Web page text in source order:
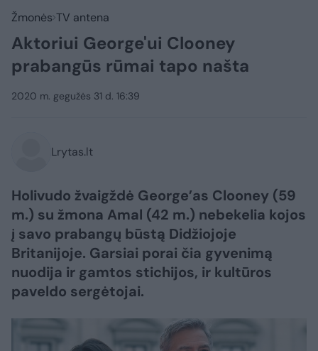
Žmonės TV antena
Aktoriui George'ui Clooney
prabangūs rūmai tapo našta
2020 m. gegužės 31 d. 16:39
Lrytas.lt
Holivudo žvaigždė George’as Clooney (59
m.) su žmona Amal (42 m.) nebekelia kojos
į savo prabangų būstą Didžiojoje
Britanijoje. Garsiai porai čia gyvenimą
nuodija ir gamtos stichijos, ir kultūros
paveldo sergėtojai.